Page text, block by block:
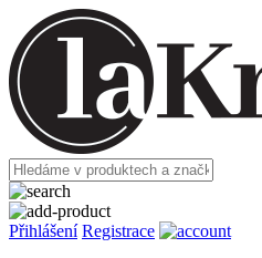
Přihlášení Registrace